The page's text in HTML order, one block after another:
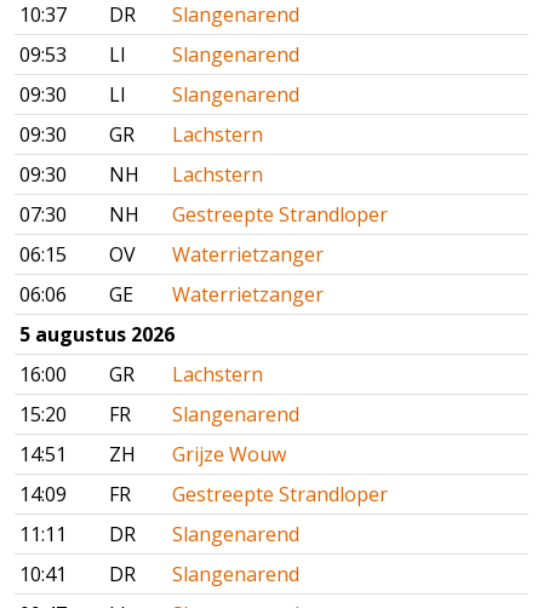
10:37
DR
Slangenarend
09:53
LI
Slangenarend
09:30
LI
Slangenarend
09:30
GR
Lachstern
09:30
NH
Lachstern
07:30
NH
Gestreepte Strandloper
06:15
OV
Waterrietzanger
06:06
GE
Waterrietzanger
5 augustus 2026
16:00
GR
Lachstern
15:20
FR
Slangenarend
14:51
ZH
Grijze Wouw
14:09
FR
Gestreepte Strandloper
11:11
DR
Slangenarend
10:41
DR
Slangenarend